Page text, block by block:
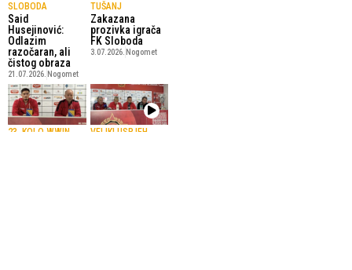
SLOBODA
Said
Husejinović:
Odlazim
razočaran, ali
čistog obraza
21.07.2026. Nogomet
TUŠANJ
Zakazana
prozivka igrača
FK Sloboda
3.07.2026. Nogomet
23. KOLO WWIN
VELIKI USPJEH